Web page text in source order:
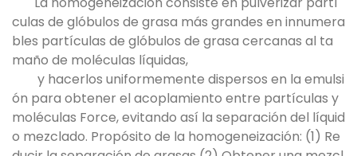
culas de glóbulos de grasa más grandes en innumera
bles partículas de glóbulos de grasa cercanas al ta
maño de moléculas líquidas,
y hacerlos uniformemente dispersos en la emulsi
ón para obtener el acoplamiento entre partículas y
moléculas Force, evitando así la separación del líquid
o mezclado. Propósito de la homogeneización: (1) Re